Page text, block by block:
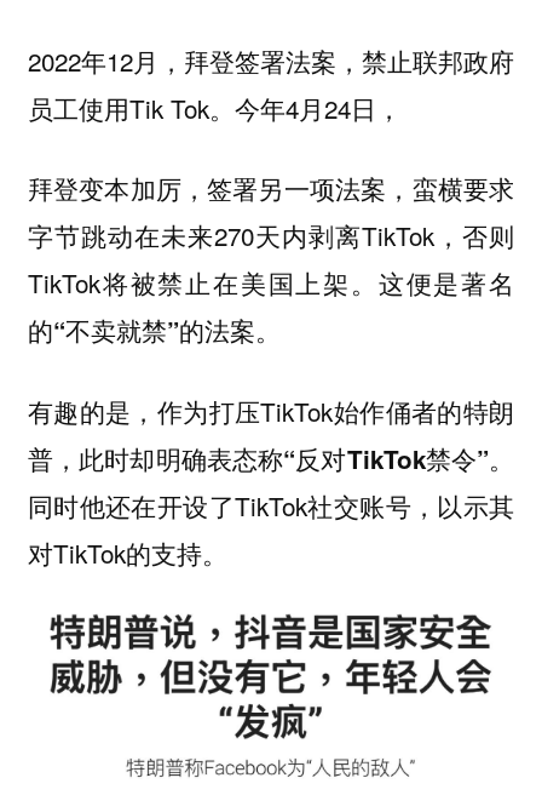
2022年12月，拜登签署法案，禁止联邦政府
员工使用Tik Tok。今年4月24日，
拜登变本加厉，签署另一项法案，蛮横要求
字节跳动在未来270天内剥离TikTok，否则
TikTok将被禁止在美国上架。这便是著名
的“不卖就禁”的法案。
有趣的是，作为打压TikTok始作俑者的特朗
普，此时却明确表态称“反对TikTok禁令”。
同时他还在开设了TikTok社交账号，以示其
对TikTok的支持。